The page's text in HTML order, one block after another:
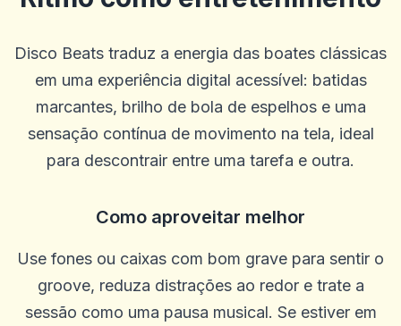
Disco Beats traduz a energia das boates clássicas
em uma experiência digital acessível: batidas
marcantes, brilho de bola de espelhos e uma
sensação contínua de movimento na tela, ideal
para descontrair entre uma tarefa e outra.
Como aproveitar melhor
Use fones ou caixas com bom grave para sentir o
groove, reduza distrações ao redor e trate a
sessão como uma pausa musical. Se estiver em
Kameron Bacon
Ótimo site, pagamentos rápidos e ótimas probabilidades. O
suporte geralmente é rápido, às vezes pode ser lento, mas a
persistência compensa. Sou leal ao solo há 5 anos
0 0